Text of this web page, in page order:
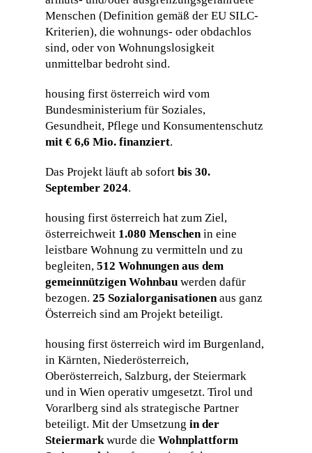
Menschen (Definition gemäß der EU SILC-
Kriterien), die wohnungs- oder obdachlos
sind, oder von Wohnungslosigkeit
unmittelbar bedroht sind.
housing first österreich wird vom
Bundesministerium für Soziales,
Gesundheit, Pflege und Konsumentenschutz
mit € 6,6 Mio. finanziert.
Das Projekt läuft ab sofort bis 30.
September 2024.
housing first österreich hat zum Ziel,
österreichweit 1.080 Menschenin eine
leistbare Wohnung zu vermitteln und zu
begleiten, 512 Wohnungen aus dem
gemeinnützigen Wohnbau werden dafür
bezogen. 25 Sozialorganisationenaus ganz
Österreich sind am Projekt beteiligt.
housing first österreich wird im Burgenland,
in Kärnten, Niederösterreich,
Oberösterreich, Salzburg, der Steiermark
und in Wien operativ umgesetzt. Tirol und
Vorarlberg sind als strategische Partner
beteiligt. Mit der Umsetzung in der
Steiermarkwurde die Wohnplattform